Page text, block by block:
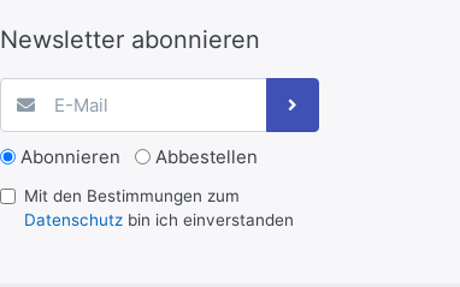
Newsletter abonnieren
Abonnieren Abbestellen
Mit den Bestimmungen zum
Datenschutzbin ich einverstanden